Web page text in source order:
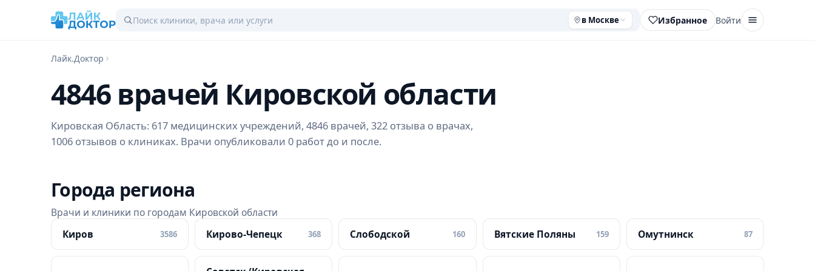
в Москве Избранное Войти
Лайк.Доктор
4846 врачей Кировской области
Кировская Область: 617 медицинских учреждений, 4846 врачей, 322 отзыва о врачах,
1006 отзывов о клиниках. Врачи опубликовали 0 работ до и после.
Города региона
Врачи и клиники по городам Кировской области
Киров
3586 Кирово-Чепецк 368 Слободской 160 Вятские Поляны 159 Омутнинск 87